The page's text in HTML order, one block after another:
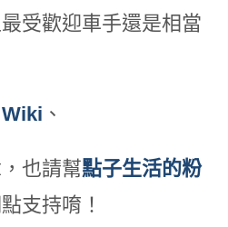
受歡迎車手還是相當
Wiki 、
也請幫點子生活的粉
支持唷！